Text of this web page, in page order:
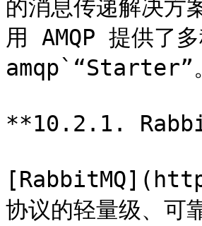
的消息传递解决
用 AMQP 提供
amqp`“Starter”
**10.2.1.
协议的轻量级、可